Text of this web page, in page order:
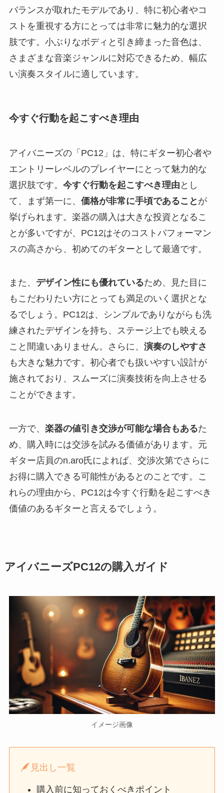
バランスが取れたモデルであり、特に初心者やコ
ストを重視する方にとっては非常に魅力的な選択
肢です。小ぶりなボディと引き締まった音色は、
さまざまな音楽ジャンルに対応できるため、幅広
い演奏スタイルに適しています。
今すぐ行動を起こすべき理由
アイバニーズの「PC12」は、特にギター初心者や
エントリーレベルのプレイヤーにとって魅力的な
選択肢です。 今すぐ行動を起こすべき理由 とし
て、まず第一に、 価格が非常に手頃であること が
挙げられます。楽器の購入は大きな投資となるこ
とが多いですが、PC12はそのコストパフォーマン
スの高さから、初めてのギターとして最適です。
また、 デザイン性にも優れているため、見た目に
もこだわりたい方にとっても満足のいく選択とな
るでしょう。PC12は、シンプルでありながらも洗
練されたデザインを持ち、ステージ上でも映える
こと間違いありません。さらに、 演奏のしやすさ
も大きな魅力です。初心者でも扱いやすい設計が
施されており、スムーズに演奏技術を向上させる
ことができます。
一方で、 楽器の値引き交渉が可能な場合もあるた
め、購入時には交渉を試みる価値があります。元
ギター店員のn.aro氏によれば、交渉次第でさらに
お得に購入できる可能性があるとのことです。こ
れらの理由から、PC12は今すぐ行動を起こすべき
価値のあるギターと言えるでしょう。
アイバニーズPC12の購入ガイド
イメージ画像
見出し一覧
購入前に知っておくべきポイント